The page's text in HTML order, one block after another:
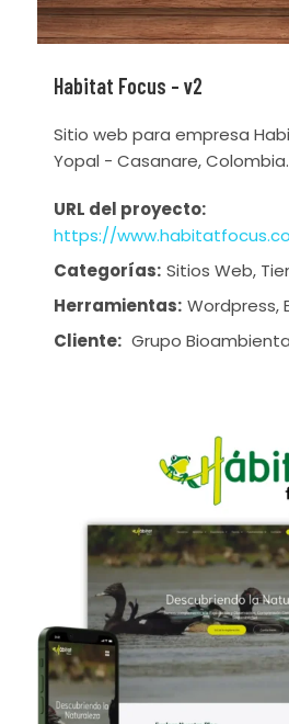
Habitat Focus – v2
Sitio web para empresa
Yopal - Casanare, Colombia.
URL del proyecto:
https://
Categorías: Sitios Web,
Herramientas: Wordpress,
Cliente: Grupo